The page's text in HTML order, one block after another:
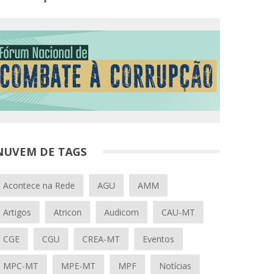
DE TAGS
Acontece na Rede AGU AMM
Artigos Atricon Audicom CAU-MT
CGE CGU CREA-MT Eventos
MPC-MT MPE-MT MPF Notícias